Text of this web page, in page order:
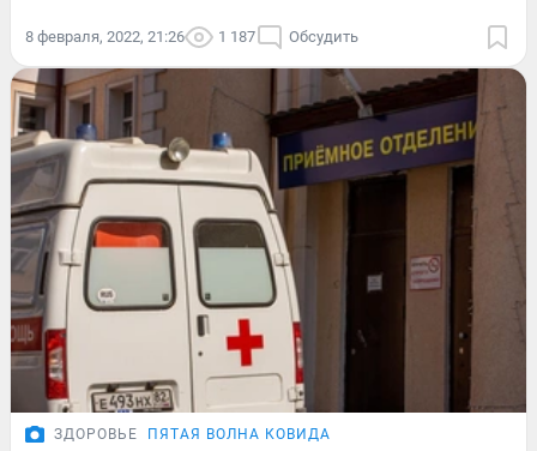
8 февраля, 2022, 21:26 1 187 Обсудить
ЗДОРОВЬЕ ПЯТАЯ ВОЛНА КОВИДА